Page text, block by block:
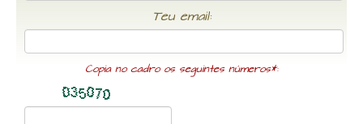
Teu email:
Copia no cadro os seguintes números*: